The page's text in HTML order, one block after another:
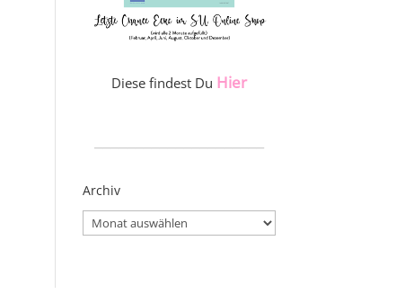
Diese findest Du Hier
Archiv
Archiv